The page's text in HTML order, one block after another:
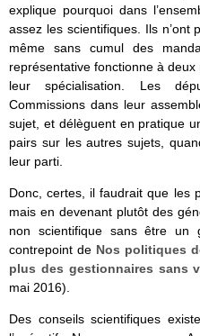
explique pourquoi dans
assez les scientifiques. Ils n’ont
même sans cumul des
représentative fonctionne à
leur spécialisation. Les
Commissions dans leur
sujet, et délèguent en pratique
pairs sur les autres sujets,
leur parti.
Donc, certes, il faudrait que les
mais en devenant plutôt des
non scientifique sans être un
contrepoint de Nos politiques
plus des gestionnaires sans
mai 2016).
Des conseils scientifiques